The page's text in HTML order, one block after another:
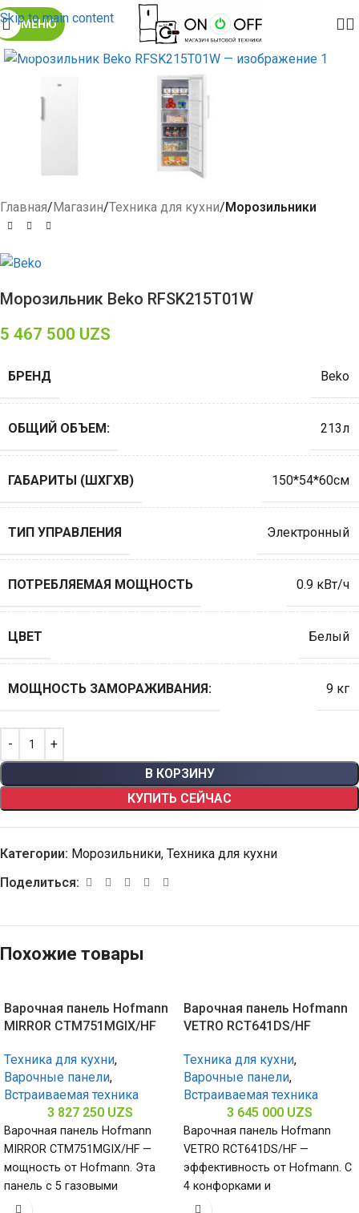
Skip to main content
МЕНЮ
Click to enlarge
Главная Магазин Техника для кухни Морозильники
Морозильник Beko RFSK215T01W
5 467 500 UZS
БРЕНД Beko
ОБЩИЙ ОБЪЕМ: 213л
ГАБАРИТЫ (ШХГХВ) 150*54*60см
ТИП УПРАВЛЕНИЯ Электронный
ПОТРЕБЛЯЕМАЯ МОЩНОСТЬ 0.9 кВт/ч
ЦВЕТ Белый
МОЩНОСТЬ ЗАМОРАЖИВАНИЯ: 9 кг
В КОРЗИНУ
КУПИТЬ СЕЙЧАС
Категории: Морозильники, Техника для кухни
Поделиться:
Похожие товары
Варочная панель Hofmann
MIRROR CTM751MGIX/HF
Техника для кухни,
Варочные панели,
Встраиваемая техника
3 827 250 UZS
Варочная панель Hofmann
MIRROR CTM751MGIX/HF —
мощность от Hofmann. Эта
панель с 5 газовыми
конфорками и нержавеющей
Варочная панель Hofmann
VETRO RCT641DS/HF
Техника для кухни,
Варочные панели,
Встраиваемая техника
3 645 000 UZS
Варочная панель Hofmann
VETRO RCT641DS/HF —
эффективность от Hofmann. С
4 конфорками и
стеклокерамической